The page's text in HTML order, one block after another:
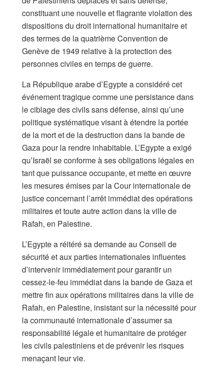
constituant une nouvelle et flagrante violation des
dispositions du droit international humanitaire et
des termes de la quatrième Convention de
Genève de 1949 relative à la protection des
personnes civiles en temps de guerre.
La République arabe d’Egypte a considéré cet
événement tragique comme une persistance dans
le ciblage des civils sans défense, ainsi qu’une
politique systématique visant à étendre la portée
de la mort et de la destruction dans la bande de
Gaza pour la rendre inhabitable. L’Egypte a exigé
qu’Israël se conforme à ses obligations légales en
tant que puissance occupante, et mette en œuvre
les mesures émises par la Cour internationale de
justice concernant l’arrêt immédiat des opérations
militaires et toute autre action dans la ville de
Rafah, en Palestine.
L’Egypte a réitéré sa demande au Conseil de
sécurité et aux parties internationales influentes
d’intervenir immédiatement pour garantir un
cessez-le-feu immédiat dans la bande de Gaza et
mettre fin aux opérations militaires dans la ville de
Rafah, en Palestine, insistant sur la nécessité pour
la communauté internationale d’assumer sa
responsabilité légale et humanitaire de protéger
les civils palestiniens et de prévenir les risques
menaçant leur vie.